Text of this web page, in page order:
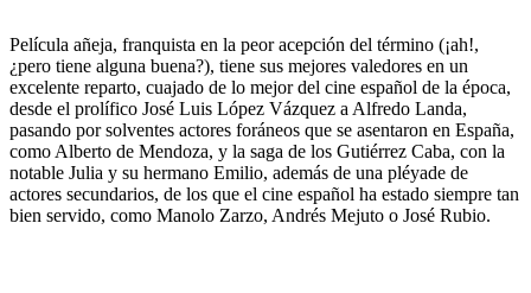
Película añeja, franquista en la peor acepción del término (¡ah!,
¿pero tiene alguna buena?), tiene sus mejores valedores en un
excelente reparto, cuajado de lo mejor del cine español de la época,
desde el prolífico José Luis López Vázquez a Alfredo Landa,
pasando por solventes actores foráneos que se asentaron en España,
como Alberto de Mendoza, y la saga de los Gutiérrez Caba, con la
notable Julia y su hermano Emilio, además de una pléyade de
actores secundarios, de los que el cine español ha estado siempre tan
bien servido, como Manolo Zarzo, Andrés Mejuto o José Rubio.